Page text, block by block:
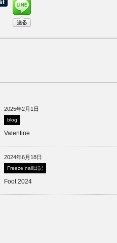
2025年2月1日
blog
Valentine
2024年6月18日
Freeze nail日記
Foot 2024